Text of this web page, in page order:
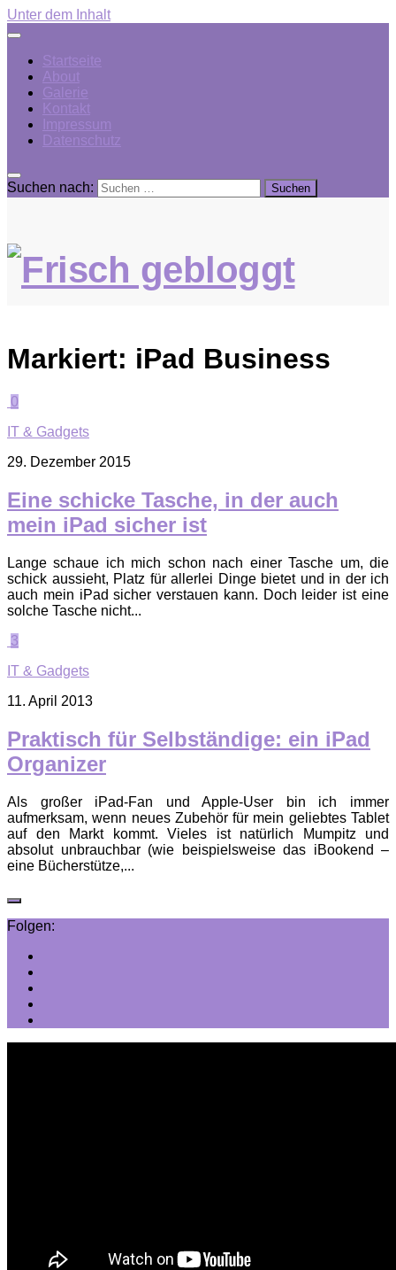
Unter dem Inhalt
Startseite
About
Galerie
Kontakt
Impressum
Datenschutz
Suchen nach:
Markiert: iPad Business
0
IT & Gadgets
29. Dezember 2015
Eine schicke Tasche, in der auch
mein iPad sicher ist
Lange schaue ich mich schon nach einer Tasche um, die
schick aussieht, Platz für allerlei Dinge bietet und in der ich
auch mein iPad sicher verstauen kann. Doch leider ist eine
solche Tasche nicht...
3
IT & Gadgets
11. April 2013
Praktisch für Selbständige: ein iPad
Organizer
Als großer iPad-Fan und Apple-User bin ich immer
aufmerksam, wenn neues Zubehör für mein geliebtes Tablet
auf den Markt kommt. Vieles ist natürlich Mumpitz und
absolut unbrauchbar (wie beispielsweise das iBookend –
eine Bücherstütze,...
Folgen: